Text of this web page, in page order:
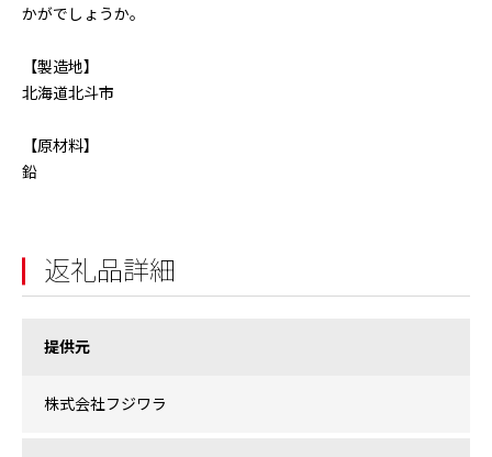
かがでしょうか。
【製造地】
北海道北斗市
【原材料】
鉛
返礼品詳細
提供元
株式会社フジワラ